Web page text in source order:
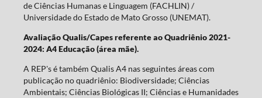
de Ciências Humanas e Linguagem (FACHLIN) /
Universidade do Estado de Mato Grosso (UNEMAT).
Avaliação Qualis/Capes referente ao Quadriênio 2021-
2024: A4 Educação (área mãe).
A REP's é também Qualis A4 nas seguintes áreas com
publicação no quadriênio: Biodiversidade; Ciências
Ambientais; Ciências Biológicas II; Ciências e Humanidades